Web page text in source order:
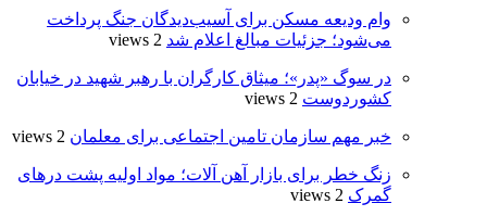
وام ودیعه مسکن برای آسیب‌دیدگان جنگ پرداخت
می‌شود؛ جزئیات مبالغ اعلام شد 2 views
در سوگ «پدر»؛ میثاق کارگران با رهبر شهید در خیابان
کشوردوست 2 views
خبر مهم سازمان تامین اجتماعی برای معلمان 2 views
زنگ خطر برای بازار آهن آلات؛ مواد اولیه پشت درهای
گمرک 2 views